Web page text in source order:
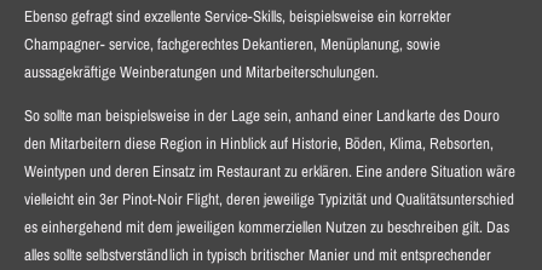
Ebenso gefragt sind exzellente Service-Skills, beispielsweise ein korrekter
Champagner- service, fachgerechtes Dekantieren, Menüplanung, sowie
aussagekräftige Weinberatungen und Mitarbeiterschulungen.
So sollte man beispielsweise in der Lage sein, anhand einer Landkarte des Douro
den Mitarbeitern diese Region in Hinblick auf Historie, Böden, Klima, Rebsorten,
Weintypen und deren Einsatz im Restaurant zu erklären. Eine andere Situation wäre
vielleicht ein 3er Pinot-Noir Flight, deren jeweilige Typizität und Qualitätsunterschied
es einhergehend mit dem jeweiligen kommerziellen Nutzen zu beschreiben gilt. Das
alles sollte selbstverständlich in typisch britischer Manier und mit entsprechender